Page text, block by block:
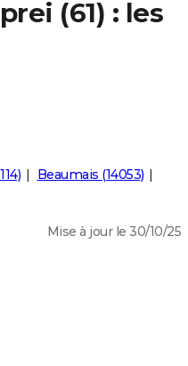
(61) : les
Beaumais (14053)
Mise à jour le 30/10/25